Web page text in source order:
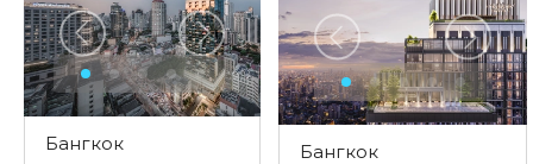
Бангкок Бангкок